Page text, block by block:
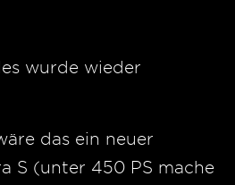
wurde wieder
das ein neuer
S (unter 450 PS mache